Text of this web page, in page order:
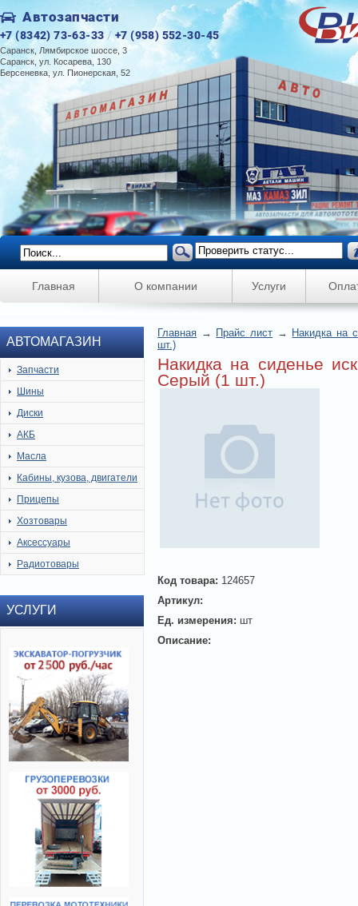
Автозапчасти
+7 (8342) 73-63-33 /+7 (958) 552-30-45
Саранск, Лямбирское шоссе, 3
Саранск, ул. Косарева, 130
Берсеневка, ул. Пионерская, 52
Главная О компании Услуги
АВТОМАГАЗИН
Запчасти
Шины
Диски
АКБ
Масла
Кабины, кузова, двигатели
Прицепы
Хозтовары
Аксессуары
Радиотовары
УСЛУГИ
Главная → Прайс лист → Накидка на
шт.)
Накидка на сиденье
Серый (1 шт.)
Код товара: 124657
Артикул:
Ед. измерения: шт
Описание: